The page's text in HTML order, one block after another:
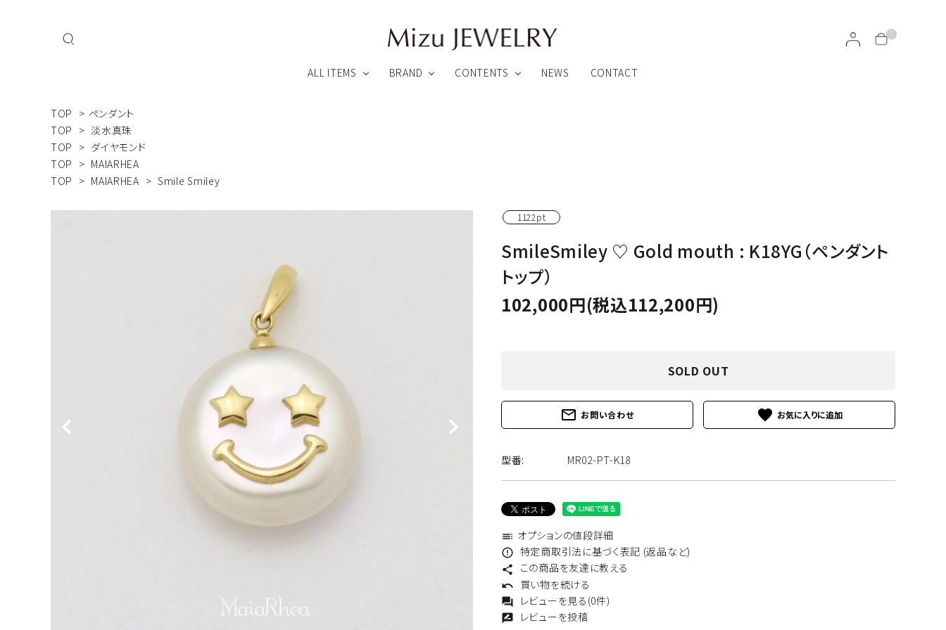
0
ALL ITEMS
ネックレス
ブローチ他
その他のアイテム
あこや真珠
カラーストーン 地金チェーン他 その他の素材
BRAND
魂とつながるオーダーメイドジュエリー 100％オーガニックのスキンケア
CONTENTS
私たちについて
NEWS CONTACT
TOP > ペンダント
TOP > 淡水真珠
TOP > ダイヤモンド
TOP > MAIARHEA
TOP > MAIARHEA > Smile Smiley
1122pt
SmileSmiley ♡ Gold mouth : K18YG（ペンダント
トップ）
102,000円(税込112,200円)
SOLD OUT
mail_outline お問い合わせ favorite
型番: MR02-PT-K18
toc オプションの値段詳細
error_outline 特定商取引法に基づく表記 (返品など)
share この商品を友達に教える
undo 買い物を続ける
forum レビューを見る(0件)
rate_review レビューを投稿